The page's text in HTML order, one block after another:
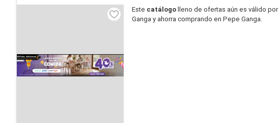
Este catálogo lleno de ofertas aún es válido por
Ganga y ahorra comprando en Pepe Ganga.